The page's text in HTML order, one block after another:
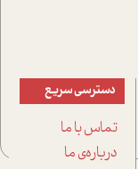
دسترسی سریع
تماس با ما
درباره‌ی ما